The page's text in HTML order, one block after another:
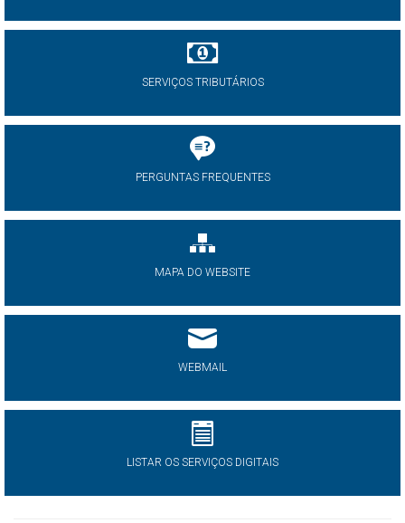
SERVIÇOS TRIBUTÁRIOS
PERGUNTAS FREQUENTES
MAPA DO WEBSITE
WEBMAIL
LISTAR OS SERVIÇOS DIGITAIS